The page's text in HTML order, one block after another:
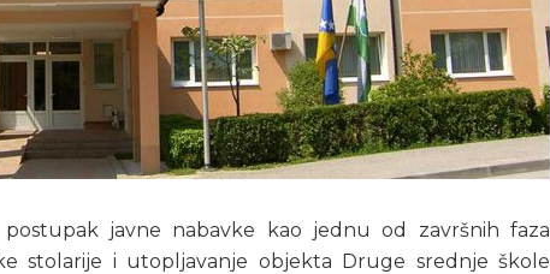
javne nabavke kao jednu od završnih faza
stolarije i utopljavanje objekta Druge srednje škole